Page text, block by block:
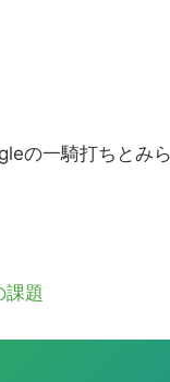
の一騎打ちとみ
題